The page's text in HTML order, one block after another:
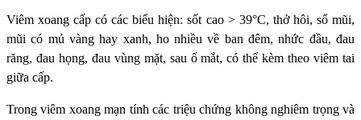
Viêm xoang cấp có các biểu hiện: sốt cao > 39°C, thở hôi, sổ mũi,
mũi có mủ vàng hay xanh, ho nhiều về ban đêm, nhức đầu, đau
răng, đau họng, đau vùng mặt, sau ổ mắt, có thể kèm theo viêm tai
giữa cấp.
Trong viêm xoang mạn tính các triệu chứng không nghiêm trọng và